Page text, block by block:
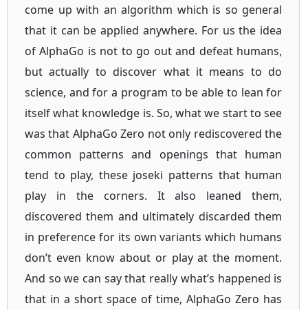
come up with an algorithm which is so general
that it can be applied anywhere. For us the idea
of AlphaGo is not to go out and defeat humans,
but actually to discover what it means to do
science, and for a program to be able to lean for
itself what knowledge is. So, what we start to see
was that AlphaGo Zero not only rediscovered the
common patterns and openings that human
tend to play, these joseki patterns that human
play in the corners. It also leaned them,
discovered them and ultimately discarded them
in preference for its own variants which humans
don’t even know about or play at the moment.
And so we can say that really what’s happened is
that in a short space of time, AlphaGo Zero has